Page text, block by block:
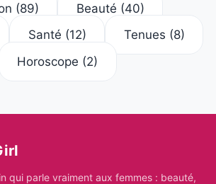
(89) Beauté (40)
Santé (12) Tenues (8)
Horoscope (2)
qui parle vraiment aux femmes : beauté,